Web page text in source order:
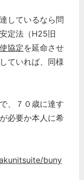
しているなら問
安定法（H25旧
協定を延命させ
ていれば、同様
、７０歳に達す
必要か本人に希
buny